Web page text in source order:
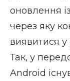
оновлення
через яку
виявитися у
Так, у
Android